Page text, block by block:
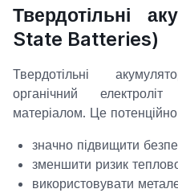
Твердотільні
State Batteries)
Твердотільні
органічний
матеріалом. Це
значно підвищити
зменшити ризик
використовувати